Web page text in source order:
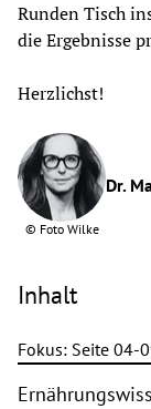
Runden Tisch
die Ergebnisse
Herzlichst!
© Foto Wilke
Dr.
Inhalt
Fokus: Seite 04-